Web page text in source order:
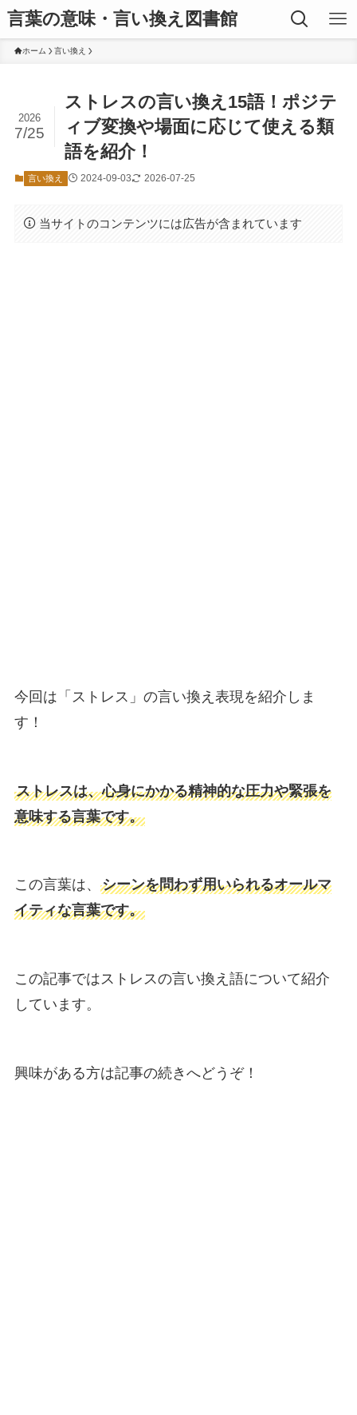
言葉の意味・言い換え図書館
ホーム 言い換え
ストレスの言い換え15語！ポジテ
ィブ変換や場面に応じて使える類
語を紹介！
2026
7/25
言い換え 2024-09-03 2026-07-25
当サイトのコンテンツには広告が含まれています
今回は「ストレス」の言い換え表現を紹介しま
す！
ストレスは、心身にかかる精神的な圧力や緊張を
意味する言葉です。
この言葉は、 シーンを問わず用いられるオールマ
イティな言葉です。
この記事ではストレスの言い換え語について紹介
しています。
興味がある方は記事の続きへどうぞ！